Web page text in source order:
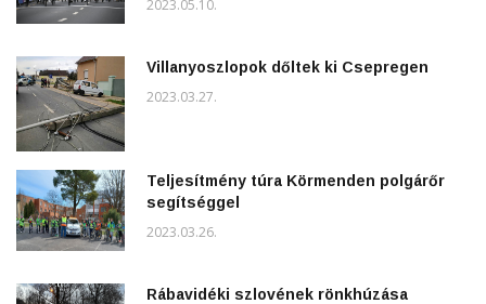
2023.05.10.
Villanyoszlopok dőltek ki Csepregen
2023.03.27.
Teljesítmény túra Körmenden polgárőr
segítséggel
2023.03.26.
Rábavidéki szlovének rönkhúzása